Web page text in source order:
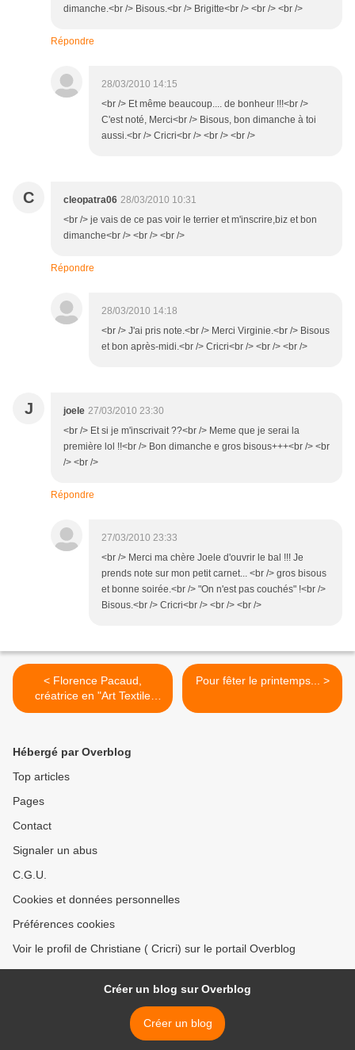
dimanche.<br /> Bisous.<br /> Brigitte<br /> <br /> <br />
Répondre
28/03/2010 14:15
<br /> Et même beaucoup.... de bonheur !!!<br />
C'est noté, Merci<br /> Bisous, bon dimanche à toi
aussi.<br /> Cricri<br /> <br /> <br />
C cleopatra06 28/03/2010 10:31
<br /> je vais de ce pas voir le terrier et m'inscrire,biz et bon
dimanche<br /> <br /> <br />
Répondre
28/03/2010 14:18
<br /> J'ai pris note.<br /> Merci Virginie.<br /> Bisous
et bon après-midi.<br /> Cricri<br /> <br /> <br />
J joele 27/03/2010 23:30
<br /> Et si je m'inscrivait ??<br /> Meme que je serai la
première lol !!<br /> Bon dimanche e gros bisous+++<br /> <br
/> <br />
Répondre
27/03/2010 23:33
<br /> Merci ma chère Joele d'ouvrir le bal !!! Je
prends note sur mon petit carnet... <br /> gros bisous
et bonne soirée.<br /> "On n'est pas couchés" !<br />
Bisous.<br /> Cricri<br /> <br /> <br />
< Florence Pacaud,
créatrice en "Art Textile
Contemporain".
Pour fêter le printemps... >
Hébergé par Overblog
Top articles
Pages
Contact
Signaler un abus
C.G.U.
Cookies et données personnelles
Préférences cookies
Voir le profil de Christiane ( Cricri) sur le portail Overblog
Créer un blog sur Overblog
Créer un blog